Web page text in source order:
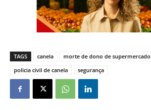
TAGS canela morte de dono de supermercado
policia civil de canela
segurança